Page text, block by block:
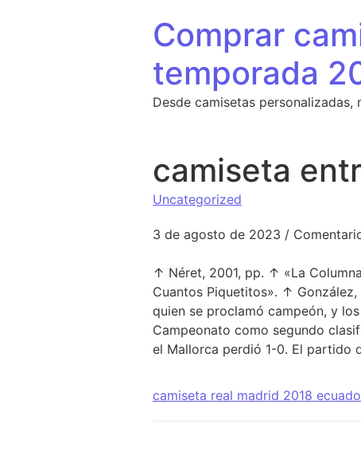
Comprar
temporada
Desde camisetas
camiseta
Uncategorized
3 de agosto de 2023 /
↑ Néret, 2001, pp. ↑ «La
Cuantos Piquetitos». ↑ González,
quien se proclamó campeón, y
Campeonato como segundo
el Mallorca perdió 1-0. El partido
camiseta real madrid 2018